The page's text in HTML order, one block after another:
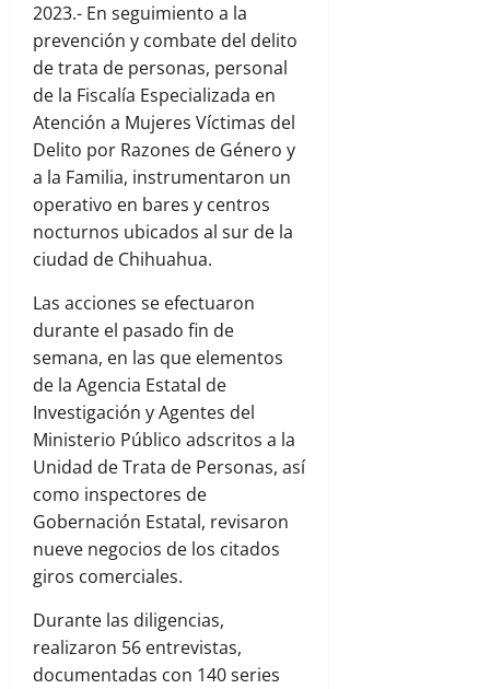
2023.- En seguimiento a la
prevención y combate del delito
de trata de personas, personal
de la Fiscalía Especializada en
Atención a Mujeres Víctimas del
Delito por Razones de Género y
a la Familia, instrumentaron un
operativo en bares y centros
nocturnos ubicados al sur de la
ciudad de Chihuahua.
Las acciones se efectuaron
durante el pasado fin de
semana, en las que elementos
de la Agencia Estatal de
Investigación y Agentes del
Ministerio Público adscritos a la
Unidad de Trata de Personas, así
como inspectores de
Gobernación Estatal, revisaron
nueve negocios de los citados
giros comerciales.
Durante las diligencias,
realizaron 56 entrevistas,
documentadas con 140 series